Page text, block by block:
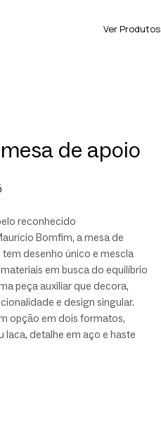
Ver Produtos
de apoio
reconhecido
Bomfim, a mesa de
desenho único e mescla
em busca do equilíbrio
peça auxiliar que decora,
e design singular.
opção em dois formatos,
laca, detalhe em aço e haste